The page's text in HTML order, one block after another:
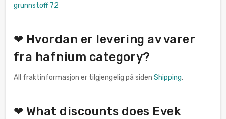
grunnstoff 72
❤ Hvordan er levering av varer
fra hafnium category?
All fraktinformasjon er tilgjengelig på siden Shipping.
❤ What discounts does Evek